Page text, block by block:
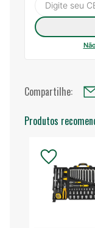
Compartilhe:
Produtos